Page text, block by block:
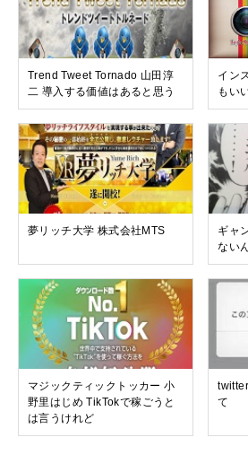
Trend Tweet Tornado 山田淳
二 導入する価値はあると思う
イン
もい
夢リッチ大学 株式会社MTS
ギャ
ない
マジックティックトッカー 小
野里はじめ TikTokで稼ごうと
は言うけれど
て